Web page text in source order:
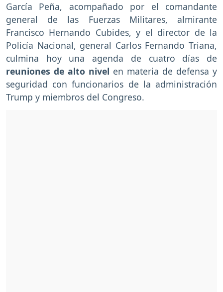
García Peña, acompañado por el comandante
general de las Fuerzas Militares, almirante
Francisco Hernando Cubides, y el director de la
Policía Nacional, general Carlos Fernando Triana,
culmina hoy una agenda de cuatro días de
reuniones de alto nivel en materia de defensa y
seguridad con funcionarios de la administración
Trump y miembros del Congreso.